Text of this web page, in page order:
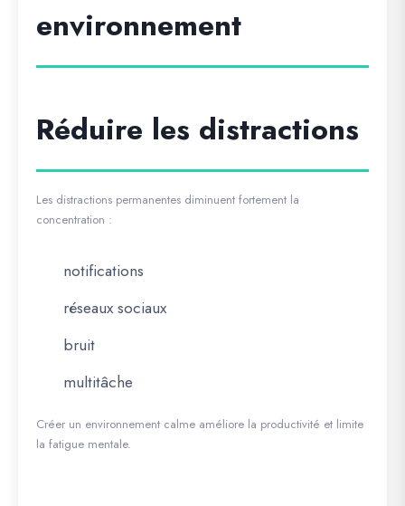
environnement
Réduire les distractions
Les distractions permanentes diminuent fortement la
concentration :
notifications
réseaux sociaux
bruit
multitâche
Créer un environnement calme améliore la productivité et limite
la fatigue mentale.